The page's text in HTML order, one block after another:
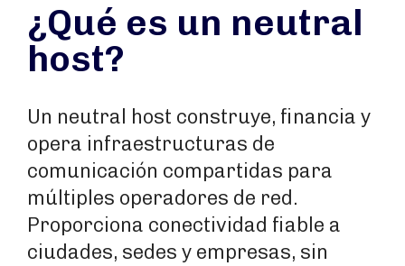
¿Qué es un neutral
host?
Un neutral host construye, financia y
opera infraestructuras de
comunicación compartidas para
múltiples operadores de red.
Proporciona conectividad fiable a
ciudades, sedes y empresas, sin